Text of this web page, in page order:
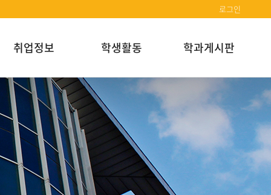
로그인
취업정보 학생활동 학과게시판